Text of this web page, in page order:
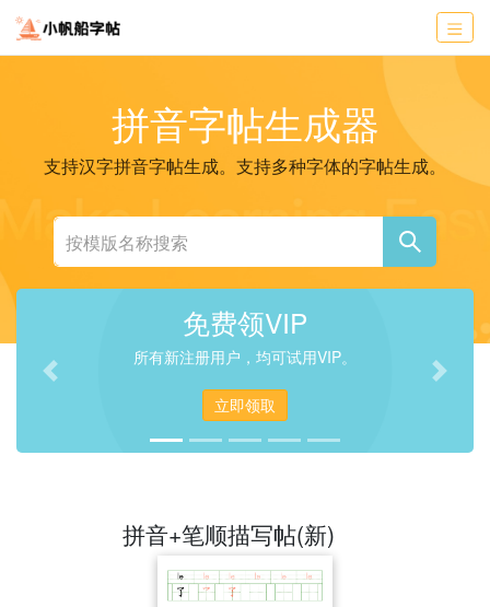
拼音字帖生成器
支持汉字拼音字帖生成。支持多种字体的字帖生成。
免费领VIP
所有新注册用户，均可试用VIP。
立即领取
Previous Next
拼音+笔顺描写帖(新)